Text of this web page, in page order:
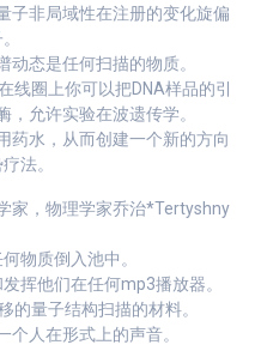
子非局域性在注册的变化旋偏
态是任何扫描的物质。
线圈上你可以把DNA样品的引
，允许实验在波遗传学。
药水，从而创建一个新的方向
法。
家，物理学家乔治*Tertyshny
物质倒入池中。
挥他们在任何mp3播放器。
的量子结构扫描的材料。
人在形式上的声音。